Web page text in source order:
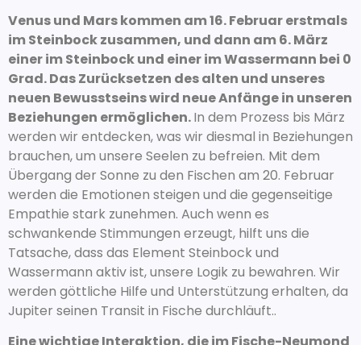
Venus und Mars kommen am 16. Februar erstmals
im Steinbock zusammen, und dann am 6. März
einer im Steinbock und einer im Wassermann bei 0
Grad. Das Zurücksetzen des alten und unseres
neuen Bewusstseins wird neue Anfänge in unseren
Beziehungen ermöglichen.In dem Prozess bis März
werden wir entdecken, was wir diesmal in Beziehungen
brauchen, um unsere Seelen zu befreien. Mit dem
Übergang der Sonne zu den Fischen am 20. Februar
werden die Emotionen steigen und die gegenseitige
Empathie stark zunehmen. Auch wenn es
schwankende Stimmungen erzeugt, hilft uns die
Tatsache, dass das Element Steinbock und
Wassermann aktiv ist, unsere Logik zu bewahren. Wir
werden göttliche Hilfe und Unterstützung erhalten, da
Jupiter seinen Transit in Fische durchläuft..